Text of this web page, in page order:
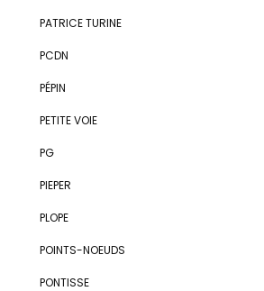
PATRICE TURINE
PCDN
PÉPIN
PETITE VOIE
PG
PIEPER
PLOPE
POINTS-NOEUDS
PONTISSE